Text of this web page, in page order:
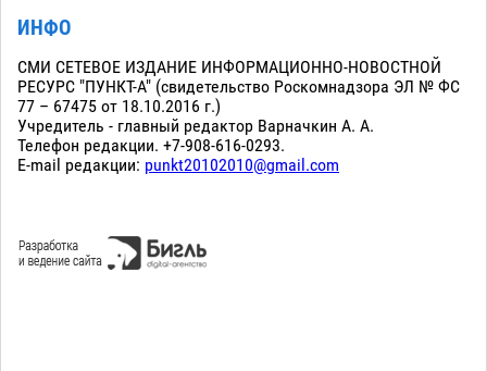
ИНФО
СМИ СЕТЕВОЕ ИЗДАНИЕ ИНФОРМАЦИОННО-НОВОСТНОЙ
РЕСУРС "ПУНКТ-А" (свидетельство Роскомнадзора ЭЛ № ФС
77 – 67475 от 18.10.2016 г.)
Учредитель - главный редактор Варначкин А. А.
Телефон редакции. +7-908-616-0293.
E-mail редакции: punkt20102010@gmail.com